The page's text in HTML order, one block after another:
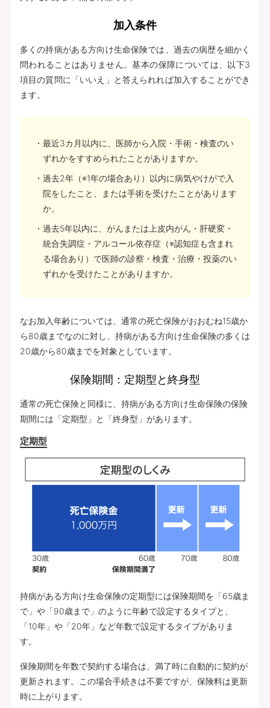
加入条件
多くの持病がある方向け生命保険では、過去の病歴を細かく
問われることはありません。基本の保障については、以下3
項目の質問に「いいえ」と答えられれば加入することができ
ます。
最近3カ月以内に、医師から入院・手術・検査のい
ずれかをすすめられたことがありますか。
過去2年（※1年の場合あり）以内に病気やけがで入
院をしたこと、または手術を受けたことがあります
か。
過去5年以内に、がんまたは上皮内がん・肝硬変・
統合失調症・アルコール依存症（※認知症も含まれ
る場合あり）で医師の診察・検査・治療・投薬のい
ずれかを受けたことがありますか。
なお加入年齢については、通常の死亡保険がおおむね15歳か
ら80歳までなのに対し、持病がある方向け生命保険の多くは
20歳から80歳までを対象としています。
保険期間：定期型と終身型
通常の死亡保険と同様に、持病がある方向け生命保険の保険
期間には「定期型」と「終身型」があります。
定期型
持病がある方向け生命保険の定期型には保険期間を「65歳ま
で」や「90歳まで」のように年齢で設定するタイプと、
「10年」や「20年」など年数で設定するタイプがありま
す。
保険期間を年数で契約する場合は、満了時に自動的に契約が
更新されます。この場合手続きは不要ですが、保険料は更新
時に上がります。